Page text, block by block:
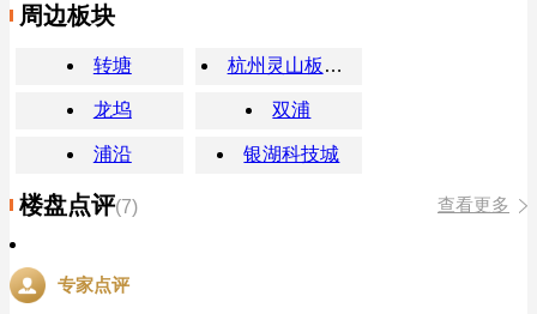
周边板块
转塘 杭州灵山板块楼盘
龙坞 双浦
浦沿 银湖科技城
楼盘点评(7) 查看更多
专家点评